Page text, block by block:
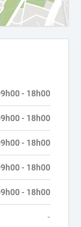
- 18h00
- 18h00
- 18h00
- 18h00
- 18h00
-